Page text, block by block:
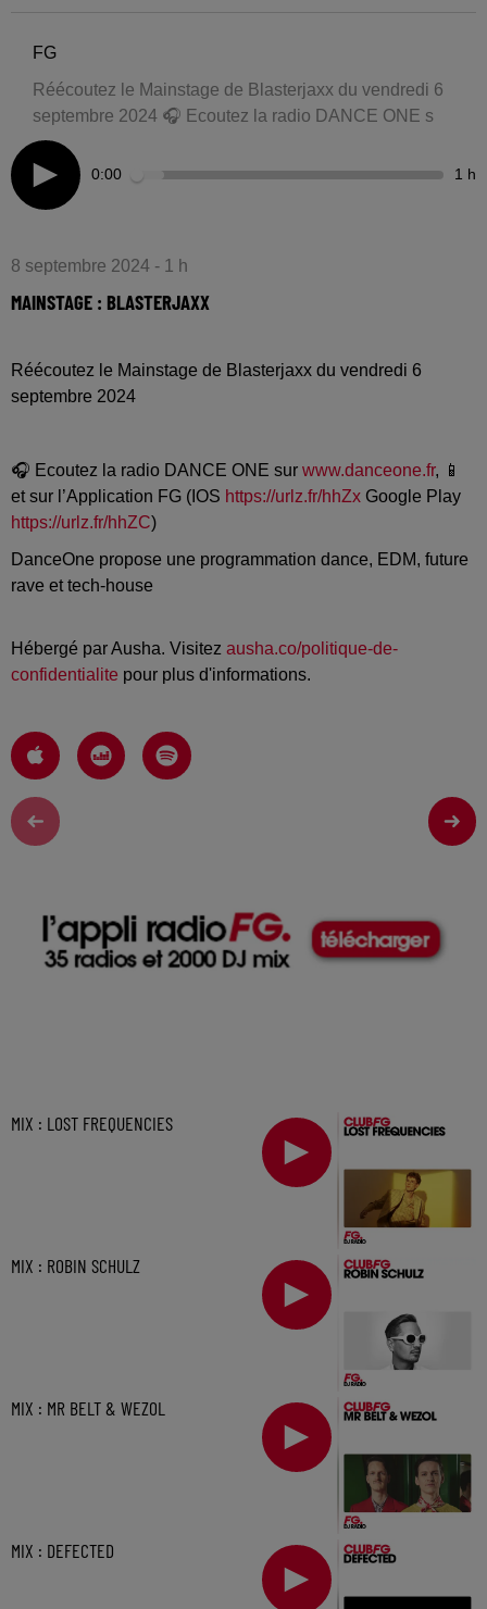
FG
Réécoutez le Mainstage de Blasterjaxx du vendredi 6
septembre 2024 🎧 Ecoutez la radio DANCE ONE s
0:00 1 h
8 septembre 2024 - 1 h
MAINSTAGE : BLASTERJAXX
Réécoutez le Mainstage de Blasterjaxx du vendredi 6
septembre 2024
🎧 Ecoutez la radio DANCE ONE sur www.danceone.fr, 📱
et sur l’Application FG (IOS https://urlz.fr/hhZx Google Play
https://urlz.fr/hhZC)
DanceOne propose une programmation dance, EDM, future
rave et tech-house
Hébergé par Ausha. Visitez ausha.co/politique-de-
confidentialite pour plus d'informations.
MIX : LOST FREQUENCIES
MIX : ROBIN SCHULZ
MIX : MR BELT & WEZOL
MIX : DEFECTED